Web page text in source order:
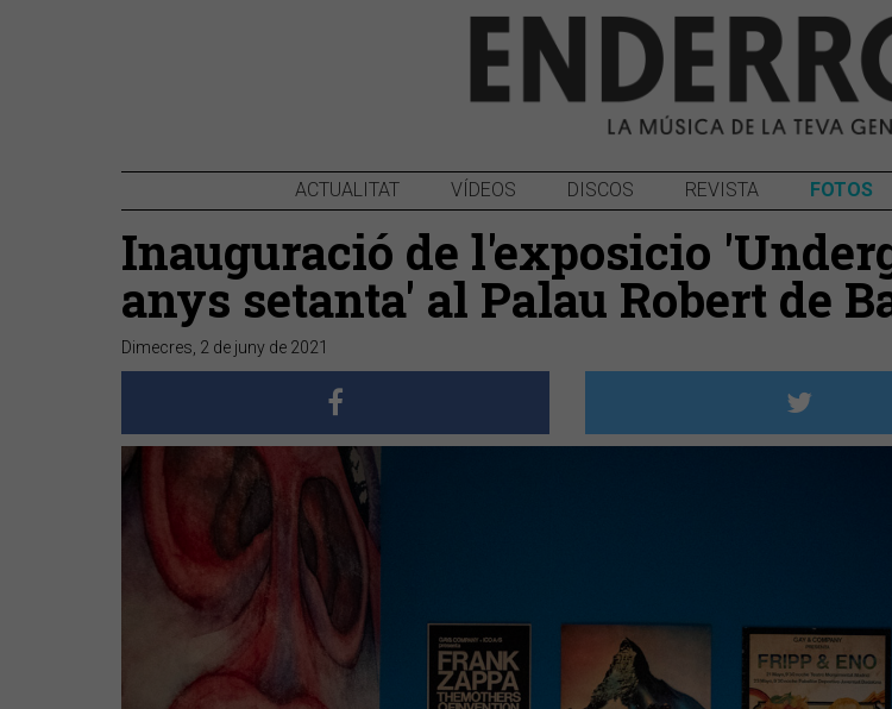
ACTUALITAT VÍDEOS DISCOS REVISTA FOTOS
Inauguració de l'exposicio
anys setanta' al Palau Robert de
Dimecres, 2 de juny de 2021
Anterior